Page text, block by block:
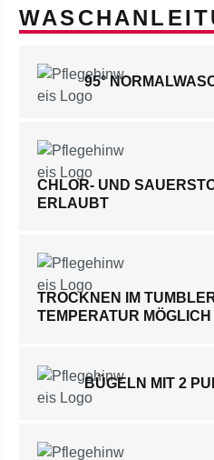
95°
CHLOR- UND
ERLAUBT
TROCKNEN IM
TEMPERATUR MÖGLICH
BÜGELN MIT 2